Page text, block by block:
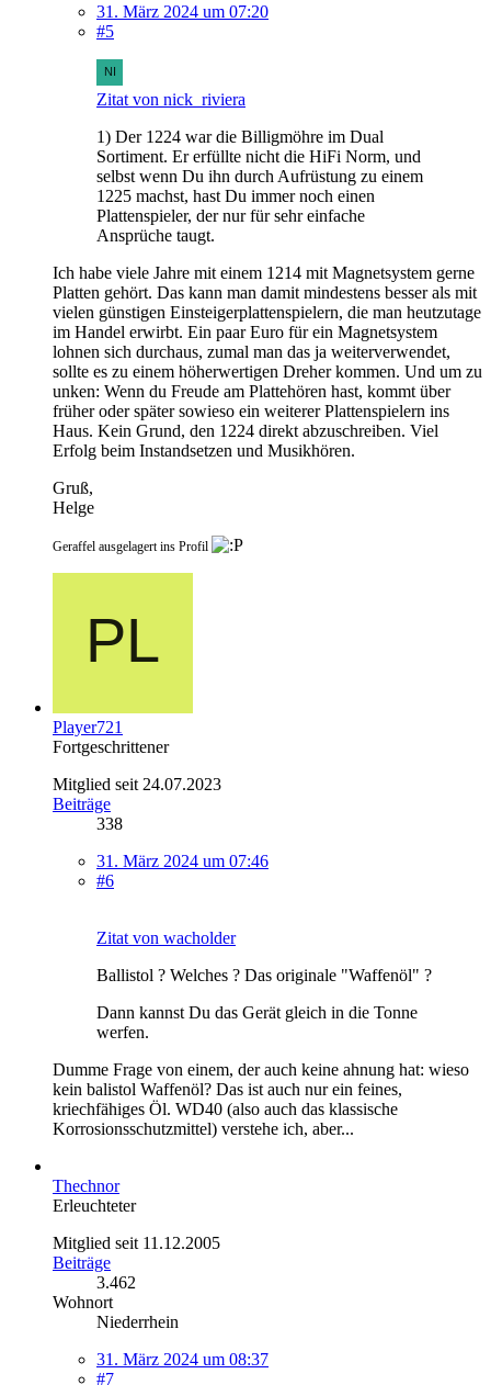
31. März 2024 um 07:20
#5
Zitat von nick_riviera
1) Der 1224 war die Billigmöhre im Dual
Sortiment. Er erfüllte nicht die HiFi Norm, und
selbst wenn Du ihn durch Aufrüstung zu einem
1225 machst, hast Du immer noch einen
Plattenspieler, der nur für sehr einfache
Ansprüche taugt.
Ich habe viele Jahre mit einem 1214 mit Magnetsystem gerne
Platten gehört. Das kann man damit mindestens besser als mit
vielen günstigen Einsteigerplattenspielern, die man heutzutage
im Handel erwirbt. Ein paar Euro für ein Magnetsystem
lohnen sich durchaus, zumal man das ja weiterverwendet,
sollte es zu einem höherwertigen Dreher kommen. Und um zu
unken: Wenn du Freude am Plattehören hast, kommt über
früher oder später sowieso ein weiterer Plattenspielern ins
Haus. Kein Grund, den 1224 direkt abzuschreiben. Viel
Erfolg beim Instandsetzen und Musikhören.
Gruß,
Helge
Geraffel ausgelagert ins Profil
Player721
Fortgeschrittener
Mitglied seit 24.07.2023
Beiträge
338
31. März 2024 um 07:46
#6
Zitat von wacholder
Ballistol ? Welches ? Das originale "Waffenöl" ?
Dann kannst Du das Gerät gleich in die Tonne
werfen.
Dumme Frage von einem, der auch keine ahnung hat: wieso
kein balistol Waffenöl? Das ist auch nur ein feines,
kriechfähiges Öl. WD40 (also auch das klassische
Korrosionsschutzmittel) verstehe ich, aber...
Thechnor
Erleuchteter
Mitglied seit 11.12.2005
Beiträge
3.462
Wohnort
Niederrhein
31. März 2024 um 08:37
#7